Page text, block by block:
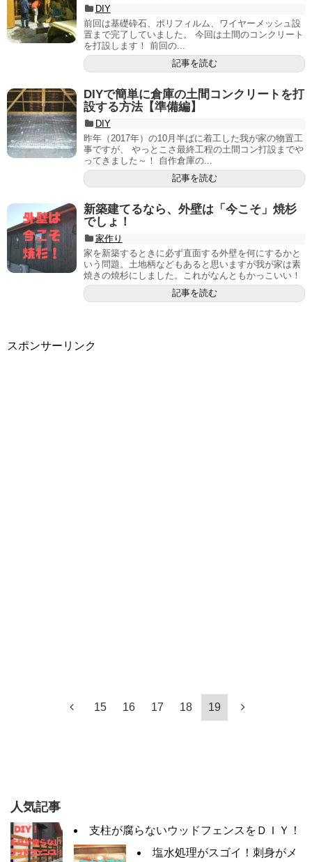
DIY
前回は基礎砕石、ポリフィルム、ワイヤーメッシュ設
置まで完了していました。 今回は土間のコンクリート
を打設します！ 前回の...
記事を読む
DIYで簡単に倉庫の土間コンクリートを打
設する方法【準備編】
DIY
昨年（2017年）の10月半ばに着工した我が家の物置工
事ですが、 やっとこさ最終工程の土間コン打設までや
ってきました～！ 自作倉庫の...
記事を読む
新築建てるなら、外壁は「今こそ」焼杉
でしょ！
家作り
家を新築するときに必ず直面する外壁を何にするかと
いう問題。土地柄などもあると思いますが我が家は素
焼きの焼杉にしました。これがなんともかっこいい！
記事を読む
スポンサーリンク
15 16 17 18 19
人気記事
支柱が腐らないウッドフェンスをＤＩＹ！
塩水処理がスゴイ！刺身がメ